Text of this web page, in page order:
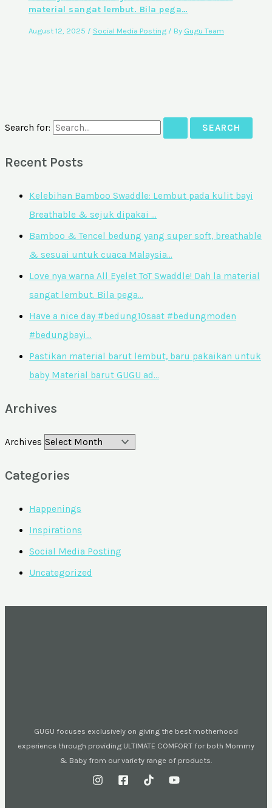
material sangat lembut. Bila pega…
August 12, 2025 / Social Media Posting/ By Gugu Team
Search for:
Recent Posts
Kelebihan Bamboo Swaddle: Lembut pada kulit bayi
Breathable & sejuk dipakai …
Bamboo & Tencel bedung yang super soft, breathable
& sesuai untuk cuaca Malaysia…
Love nya warna All Eyelet ToT Swaddle! Dah la material
sangat lembut. Bila pega…
Have a nice day #bedung10saat #bedungmoden
#bedungbayi…
Pastikan material barut lembut, baru pakaikan untuk
baby Material barut GUGU ad…
Archives
Archives
Categories
Happenings
Inspirations
Social Media Posting
Uncategorized
GUGU focuses exclusively on giving the best motherhood
experience through providing ULTIMATE COMFORT for both Mommy
& Baby from our variety range of products.